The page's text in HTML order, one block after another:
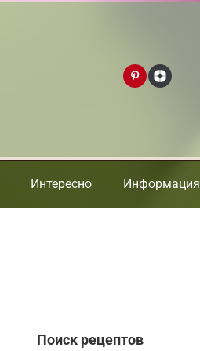
Интересно Информация
Поиск рецептов